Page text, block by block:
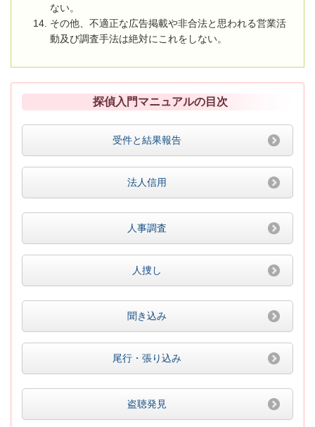
ない。
その他、不適正な広告掲載や非合法と思われる営業活
動及び調査手法は絶対にこれをしない。
探偵入門マニュアルの目次
受件と結果報告
法人信用
人事調査
人捜し
聞き込み
尾行・張り込み
盗聴発見